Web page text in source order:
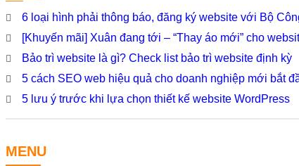
6 loại hình phải thông báo, đăng ký website với Bộ
[Khuyến mãi] Xuân đang tới – “Thay áo mới” cho
Bảo trì website là gì? Check list bảo trì website định kỳ
5 cách SEO web hiệu quả cho doanh nghiệp mới bắt
5 lưu ý trước khi lựa chọn thiết kế website WordPress
MENU